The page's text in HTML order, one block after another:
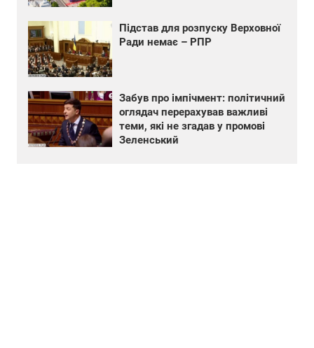
Підстав для розпуску Верховної
Ради немає – РПР
Забув про імпічмент: політичний
оглядач перерахував важливі
теми, які не згадав у промові
Зеленський